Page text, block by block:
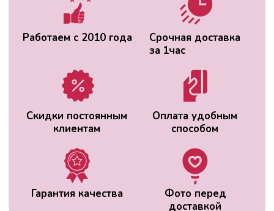
ВАС МОЖЕТ
ЗАИНТЕРЕСОВАТЬ